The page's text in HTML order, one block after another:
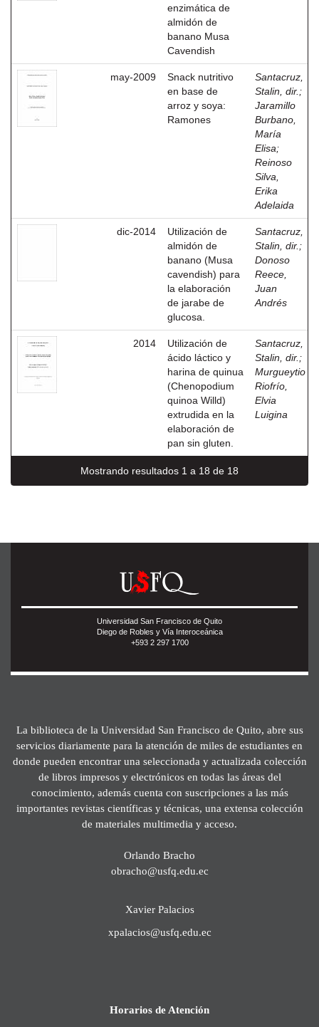
enzimática de
almidón de
banano Musa
Cavendish
may-2009
Snack nutritivo
en base de
arroz y soya:
Ramones
Santacruz,
Stalin, dir. ;
Jaramillo
Burbano,
María
Elisa;
Reinoso
Silva,
Erika
Adelaida
dic-2014
Utilización de
almidón de
banano (Musa
cavendish) para
la elaboración
de jarabe de
glucosa.
Santacruz,
Stalin, dir. ;
Donoso
Reece,
Juan
Andrés
2014
Utilización de
ácido láctico y
harina de quinua
(Chenopodium
quinoa Willd)
extrudida en la
elaboración de
pan sin gluten.
Santacruz,
Stalin, dir. ;
Murgueytio
Riofrío,
Elvia
Luigina
Mostrando resultados 1 a 18 de 18
Universidad San Francisco de Quito
Diego de Robles y Vía Interoceánica
+593 2 297 1700
La biblioteca de la Universidad San Francisco de Quito, abre sus
servicios diariamente para la atención de miles de estudiantes en
donde pueden encontrar una seleccionada y actualizada colección
de libros impresos y electrónicos en todas las áreas del
conocimiento, además cuenta con suscripciones a las más
importantes revistas científicas y técnicas, una extensa colección
de materiales multimedia y acceso.
Orlando Bracho
obracho@usfq.edu.ec
Xavier Palacios
xpalacios@usfq.edu.ec
Horarios de Atención